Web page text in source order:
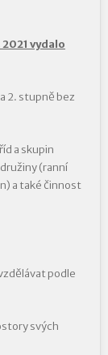
2021 vydalo
2. stupně bez
a skupin
(ranní
a také činnost
podle
svých